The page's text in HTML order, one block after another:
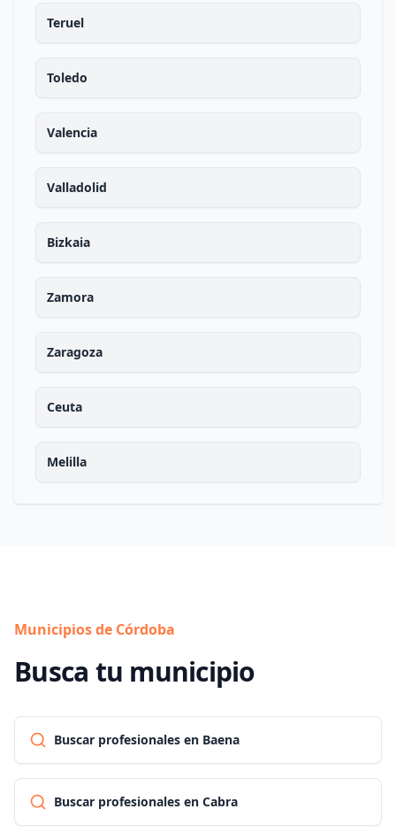
Teruel
Toledo
Valencia
Valladolid
Bizkaia
Zamora
Zaragoza
Ceuta
Melilla
Municipios de Córdoba
Busca tu municipio
Buscar profesionales en Baena
Buscar profesionales en Cabra